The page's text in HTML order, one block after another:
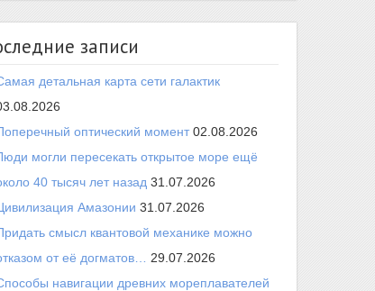
записи
детальная карта сети галактик
оптический момент 02.08.2026
могли пересекать открытое море ещё
40 тысяч лет назад 31.07.2026
Амазонии 31.07.2026
смысл квантовой механике можно
от её догматов…
29.07.2026
навигации древних мореплавателей